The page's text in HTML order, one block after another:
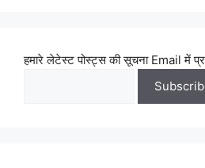
हमारे लेटेस्ट पोस्ट्स की सूचना Email में